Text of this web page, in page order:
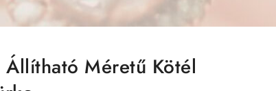
Állítható Méretű Kötél